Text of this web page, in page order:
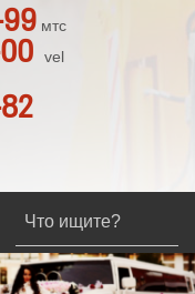
мтс
vel
Что ищите?